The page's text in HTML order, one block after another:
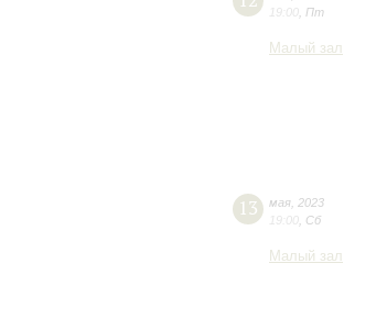
19:00 Пт
Малый зал
13 мая 2023
19:00 Сб
Малый зал